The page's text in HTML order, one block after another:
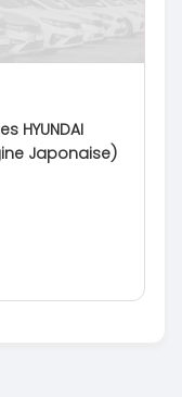
HYUNDAI
Japonaise)